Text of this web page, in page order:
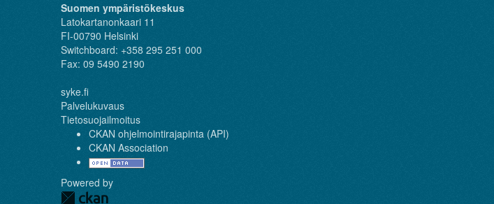
Suomen ympäristökeskus
Latokartanonkaari 11
FI-00790 Helsinki
Switchboard: +358 295 251 000
Fax: 09 5490 2190
syke.fi
Palvelukuvaus
Tietosuojailmoitus
CKAN ohjelmointirajapinta (API)
CKAN Association
Powered by